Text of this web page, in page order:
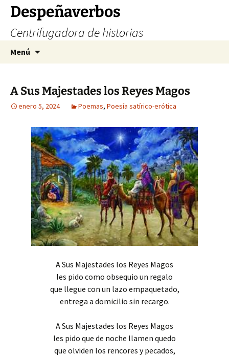
Saltar
contenido
Despeñaverbos
Centrifugadora de historias
Menú
A Sus Majestades los Reyes Magos
enero 5, 2024 Poemas, Poesía satírico-erótica
A Sus Majestades los Reyes Magos
les pido como obsequio un regalo
que llegue con un lazo empaquetado,
entrega a domicilio sin recargo.
A Sus Majestades los Reyes Magos
les pido que de noche llamen quedo
que olviden los rencores y pecados,